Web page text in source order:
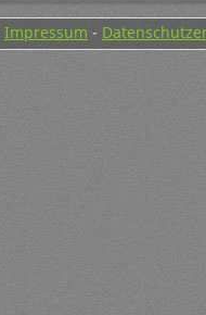
Impressum -